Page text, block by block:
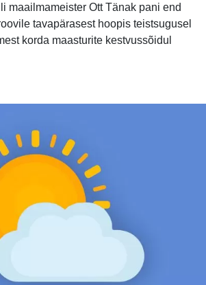
maailmameister Ott Tänak pani end
tavapärasest hoopis teistsugusel
korda maasturite kestvussõidul